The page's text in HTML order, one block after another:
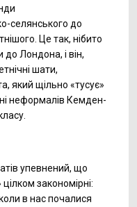
селянського до
Це так, нібито
Лондона, і він,
шати,
який щільно «тусує»
неформалів Кемден-
упевнений, що
закономірні:
в нас почалися